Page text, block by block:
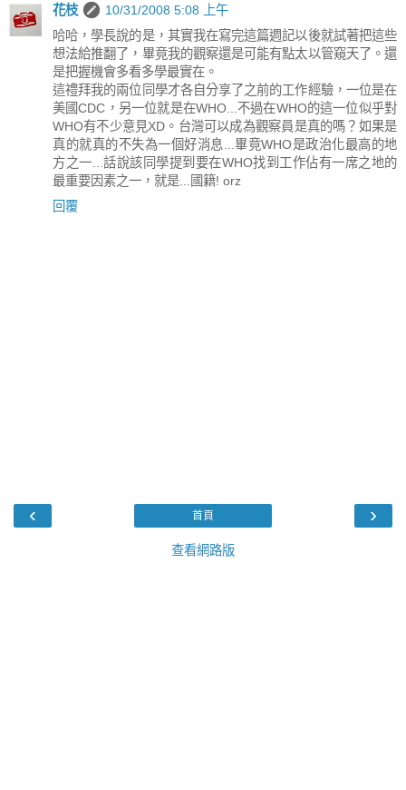
花枝
10/31/2008 5:08 上午
哈哈，學長說的是，其實我在寫完這篇週記以後就試著把這些
想法給推翻了，畢竟我的觀察還是可能有點太以管窺天了。還
是把握機會多看多學最實在。
這禮拜我的兩位同學才各自分享了之前的工作經驗，一位是在
美國CDC，另一位就是在WHO...不過在WHO的這一位似乎對
WHO有不少意見XD。台灣可以成為觀察員是真的嗎？如果是
真的就真的不失為一個好消息...畢竟WHO是政治化最高的地
方之一...話說該同學提到要在WHO找到工作佔有一席之地的
最重要因素之一，就是...國籍! orz
回覆
‹ ›
首頁
查看網路版